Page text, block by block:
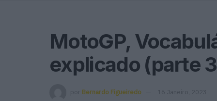
MotoGP,
explicado (parte
por Bernardo Figueiredo
16 Janeiro, 2023